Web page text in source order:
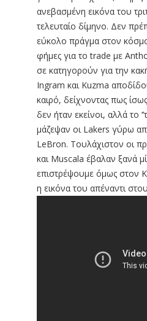
ανεβασμένη εικόνα του
τελευταίο δίμηνο. Δεν
εύκολο πράγμα στον
φήμες για το trade με
σε κατηγορούν για την
Ingram και Kuzma
καιρό, δείχνοντας πως
δεν ήταν εκείνοι, αλλά το
μάζεψαν οι Lakers γύρω
LeBron. Τουλάχιστον οι
και Muscala έβαλαν ξανά
επιστρέψουμε όμως στον
η εικόνα του απέναντι